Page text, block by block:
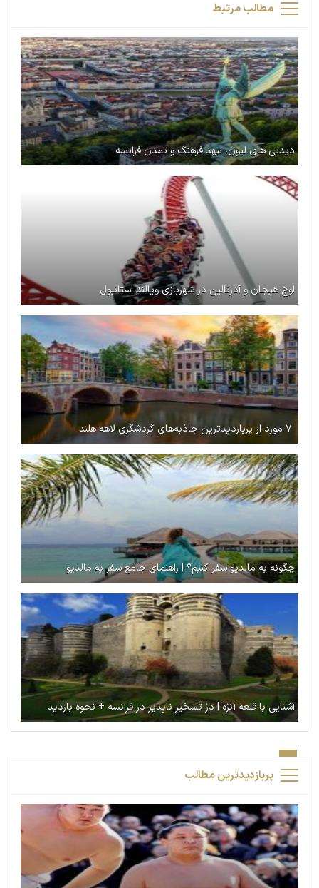
مطالب مرتبط
دیدنی های لیون، مهد فرهنگ و تمدن فرانسه
اوج هیجان و آدرنالین در شهربازی ویالند استانبول
چگونه به مالدیو سفر کنیم؟ | راهنمای جامع سفر به مالدیو
آشنایی با قلعه آنژه | دژ تسخیر ناپذیر در فرانسه + نحوه بازدید
پربازدیدترین مطالب